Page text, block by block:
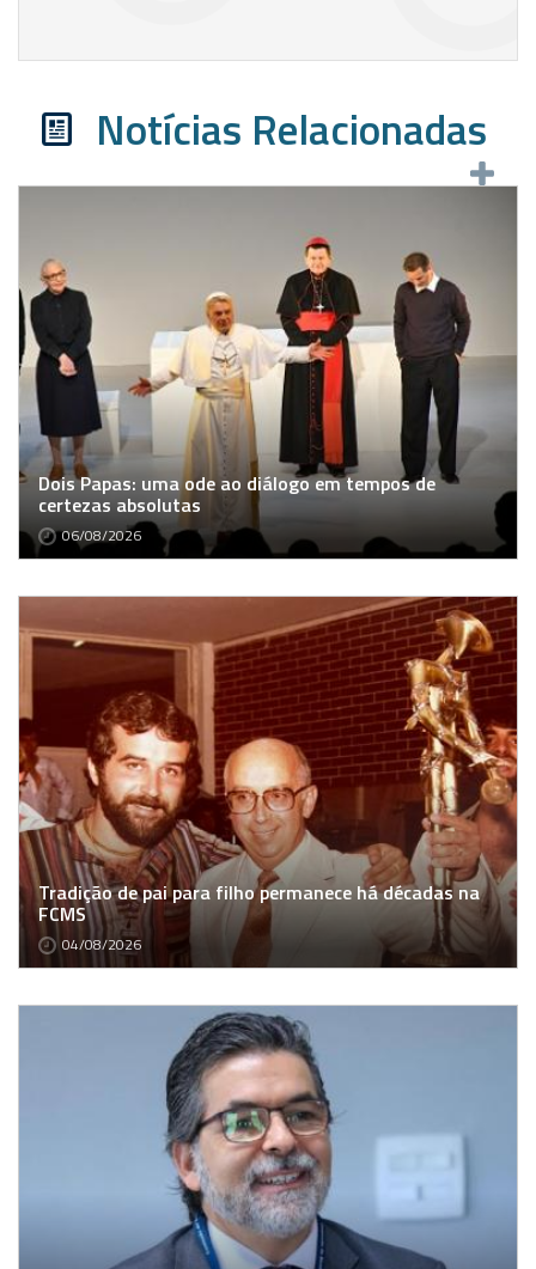
Notícias Relacionadas
Dois Papas: uma ode ao diálogo em tempos de
certezas absolutas
06/08/2026
Tradição de pai para filho permanece há décadas na
FCMS
04/08/2026